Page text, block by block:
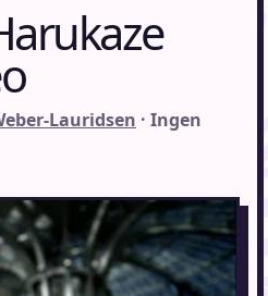
Lauridsen · Ingen